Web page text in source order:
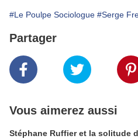
#Le Poulpe Sociologue #Serge
Partager
Vous aimerez aussi
Stéphane Ruffier et la solitude